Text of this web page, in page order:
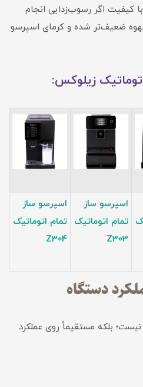
کیفیت اگر رسوب‌زدایی انجام
ضعیف‌تر شده و کرمای اسپرسو
زیلوکس:
اسپرسو ساز
تمام اتوماتیک
Z303
اسپرسو ساز
تمام اتوماتیک
Z304
بلکه مستقیماً روی عملکرد